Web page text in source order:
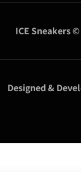
ICE Sneakers©
Designed &